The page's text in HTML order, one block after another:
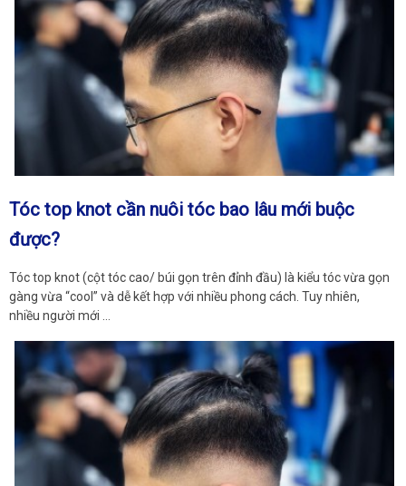
Tóc top knot cần nuôi tóc bao lâu mới buộc
được?
Tóc top knot (cột tóc cao/ búi gọn trên đỉnh đầu) là kiểu tóc vừa gọn
gàng vừa “cool” và dễ kết hợp với nhiều phong cách. Tuy nhiên,
nhiều người mới …